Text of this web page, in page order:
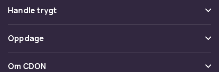
Vanlige spørsmål
Spor pakke
Angre & returner her
Kontakt oss
Handle trygt
Betaling
Levering
Oppdage
Kategorier
Om CDON